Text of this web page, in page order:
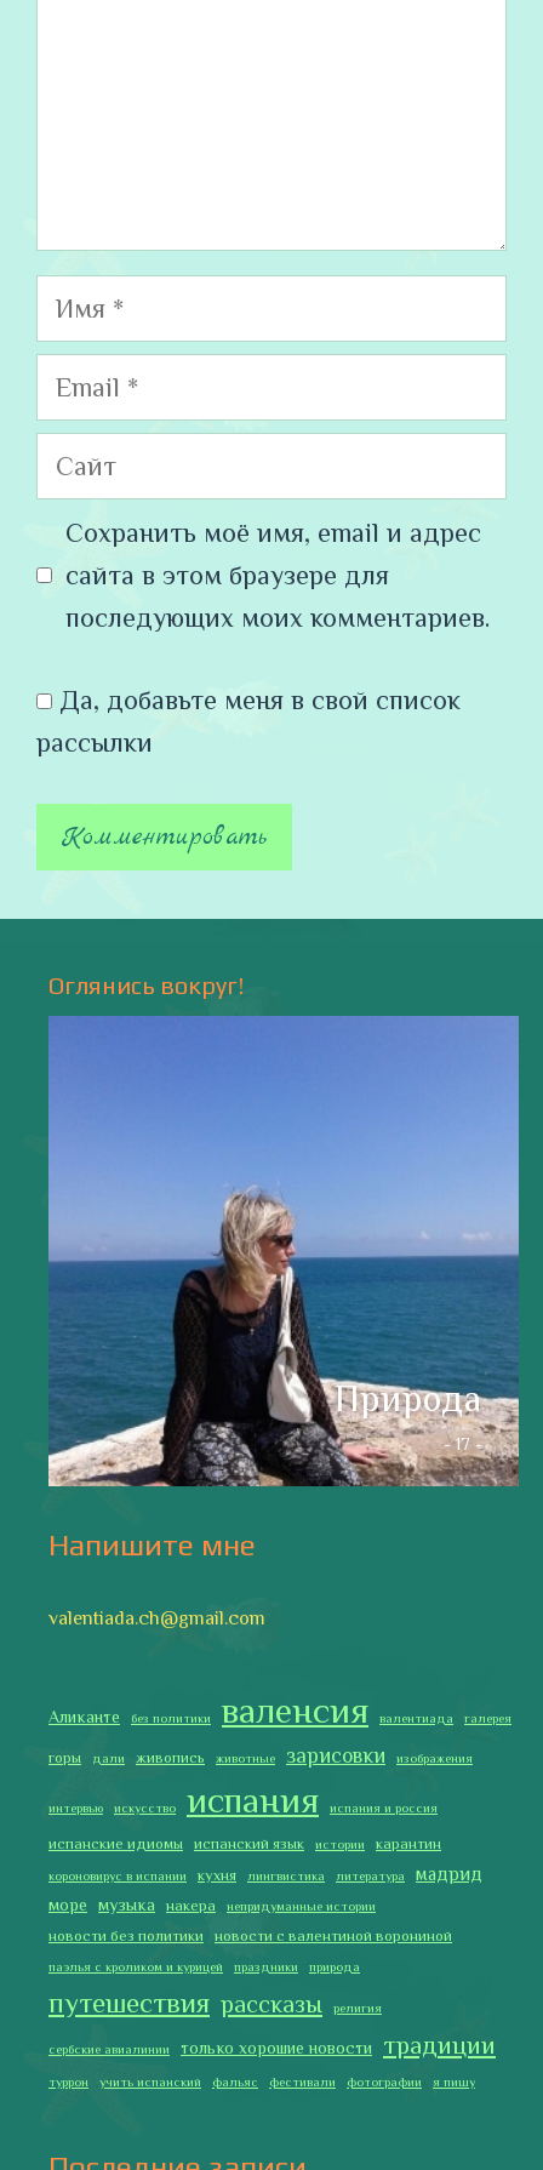
Имя
Email
Сайт
Сохранить моё имя, email и адрес
сайта в этом браузере для
последующих моих комментариев.
Да, добавьте меня в свой список
рассылки
Оглянись вокруг!
Природа
- 17 -
Напишите мне
valentiada.ch@gmail.com
Аликанте без политики валенсия валентиада галерея
горы дали живопись животные зарисовки изображения
интервью искусство испания испания и россия
испанские идиомы испанский язык истории карантин
короновирус в испании кухня лингвистика литература мадрид
море музыка накера непридуманные истории
новости без политики новости с валентиной ворониной
паэлья с кроликом и курицей праздники природа
путешествия рассказы религия
сербские авиалинии только хорошие новости традиции
туррон учить испанский фальяс фестивали фотографии я пишу